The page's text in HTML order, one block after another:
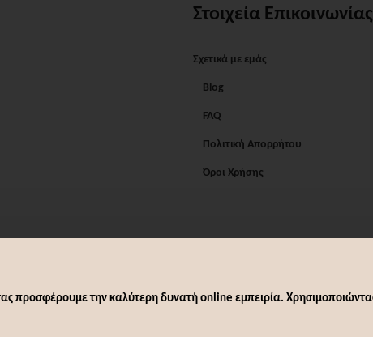
προσφέρουμε την καλύτερη δυνατή online εμπειρία.
Στοιχεία Επικοινωνίας
Σχετικά με εμάς
Blog
FAQ
Πολιτική Απορρήτου
Όροι Χρήσης
Powered by Webserres